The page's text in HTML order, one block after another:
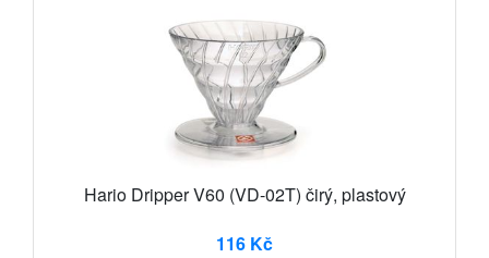
Hario Dripper V60 (VD-02T) čirý, plastový
116 Kč